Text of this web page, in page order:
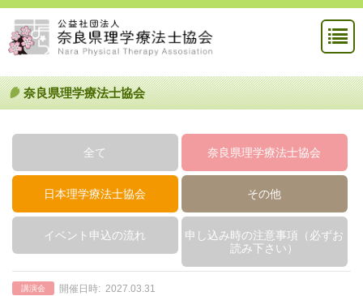
奈良県理学療法士協会
全て 奈良県理学療法士協会
日本理学療法士協会 その他
イベント申込の流れ
申し込み時の注意事項（必ずお
読み下さい）
講演会 開催日時: 2027.03.31